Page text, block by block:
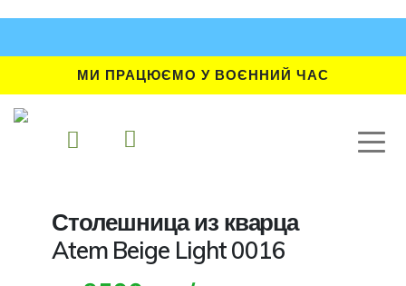
МИ ПРАЦЮЄМО У ВОЄННИЙ ЧАС
Столешница из кварца
Atem Beige Light 0016